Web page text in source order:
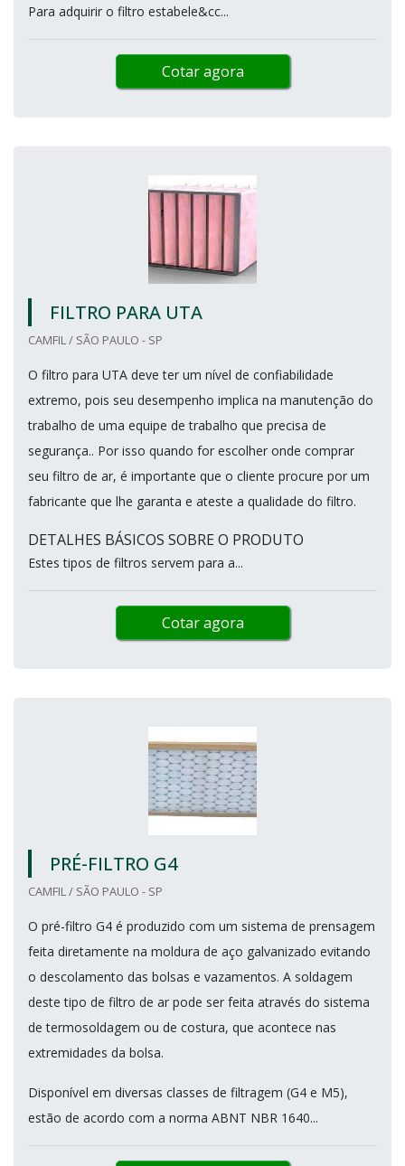
Para adquirir o filtro estabele&cc...
Cotar agora
FILTRO PARA UTA
CAMFIL / SÃO PAULO - SP
O filtro para UTA deve ter um nível de confiabilidade
extremo, pois seu desempenho implica na manutenção do
trabalho de uma equipe de trabalho que precisa de
segurança.. Por isso quando for escolher onde comprar
seu filtro de ar, é importante que o cliente procure por um
fabricante que lhe garanta e ateste a qualidade do filtro.
DETALHES BÁSICOS SOBRE O PRODUTO
Estes tipos de filtros servem para a...
Cotar agora
PRÉ-FILTRO G4
CAMFIL / SÃO PAULO - SP
O pré-filtro G4 é produzido com um sistema de prensagem
feita diretamente na moldura de aço galvanizado evitando
o descolamento das bolsas e vazamentos. A soldagem
deste tipo de filtro de ar pode ser feita através do sistema
de termosoldagem ou de costura, que acontece nas
extremidades da bolsa.
Disponível em diversas classes de filtragem (G4 e M5),
estão de acordo com a norma ABNT NBR 1640...